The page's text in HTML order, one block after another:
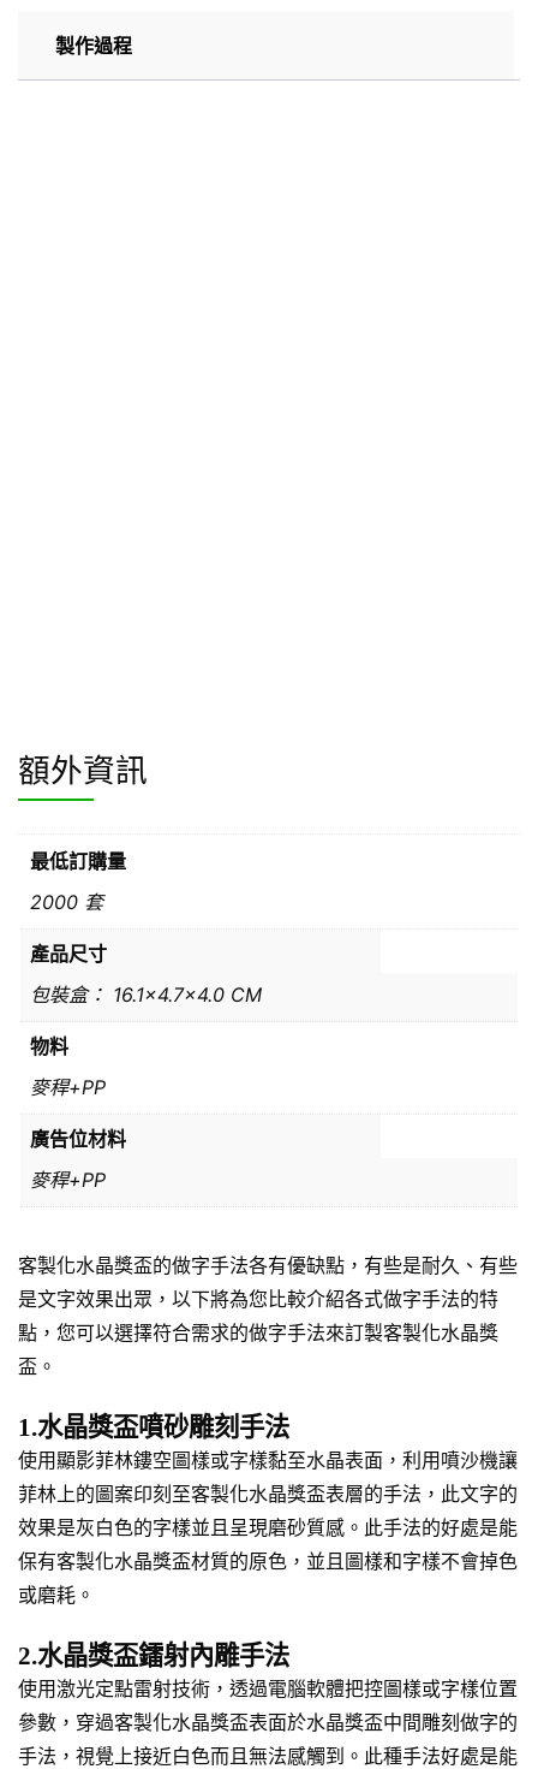
製作過程
額外資訊
最低訂購量
2000 套
產品尺寸
包裝盒： 16.1×4.7×4.0 CM
物料
麥稈+PP
廣告位材料
麥稈+PP
客製化水晶獎盃的做字手法各有優缺點，有些是耐久、有些
是文字效果出眾，以下將為您比較介紹各式做字手法的特
點，您可以選擇符合需求的做字手法來訂製客製化水晶獎
盃。
1.水晶獎盃噴砂雕刻手法
使用顯影菲林鏤空圖樣或字樣黏至水晶表面，利用噴沙機讓
菲林上的圖案印刻至客製化水晶獎盃表層的手法，此文字的
效果是灰白色的字樣並且呈現磨砂質感。此手法的好處是能
保有客製化水晶獎盃材質的原色，並且圖樣和字樣不會掉色
或磨耗。
2.水晶獎盃鐳射內雕手法
使用激光定點雷射技術，透過電腦軟體把控圖樣或字樣位置
參數，穿過客製化水晶獎盃表面於水晶獎盃中間雕刻做字的
手法，視覺上接近白色而且無法感觸到。此種手法好處是能